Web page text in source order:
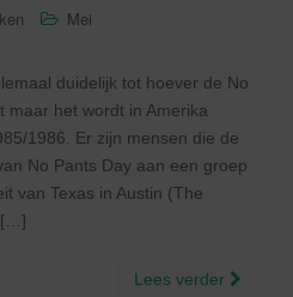
Mei
duidelijk tot hoever de No
maar het wordt in Amerika
1986. Er zijn mensen die de
No Pants Day aan een groep
van Texas in Austin (The
[…]
Lees verder